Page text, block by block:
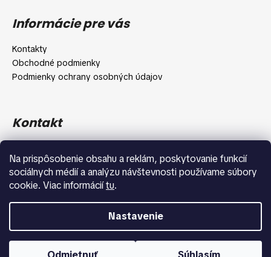
Na prispôsobenie obsahu a reklám, poskytovanie funkcií
sociálnych médií a analýzu návštevnosti používame súbory
cookie. Viac informáciítu.
Nastavenie
Informácie pre vás
Kontakty
Obchodné podmienky
Podmienky ochrany osobných údajov
Kontakt
+420 775 371 692
Copyright 2026Shopbeauty.sk. Všetky práva vyhradené.